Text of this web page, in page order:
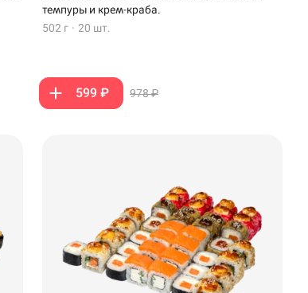
темпуры и крем-краба.
502 г · 20 шт.
599 ₽ 978 ₽